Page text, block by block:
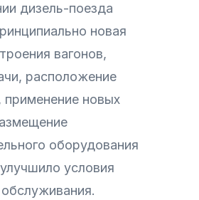
дизель-поезда
новая
вагонов,
расположение
применение новых
оборудования
условия